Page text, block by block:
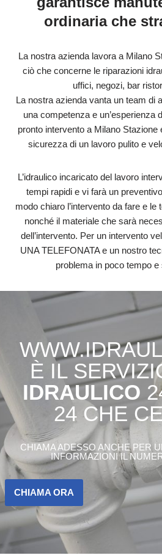
ordinaria che
La nostra azienda lavora a Milano
ciò che concerne le riparazioni
uffici, negozi, bar
La nostra azienda vanta un team di
una competenza e un’esperienza
pronto intervento a Milano
sicurezza di un lavoro pulito e
L’idraulico incaricato del lavoro
tempi rapidi e vi farà un
modo chiaro l’intervento da fare e
nonché il materiale che sarà
dell’intervento. Per un intervento
UNA TELEFONATA e un nostro
problema in poco tempo
È IL
IDRAULICO
24 CHE
CHIAMA ADESSO ANCHE PER
INFORMAZIONI IL
CHIAMA ORA